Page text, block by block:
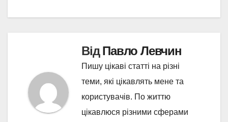
ВідПавло Левчин
Пишу цікаві статті на різні
теми, які цікавлять мене та
користувачів. По життю
цікавлюся різними сферами